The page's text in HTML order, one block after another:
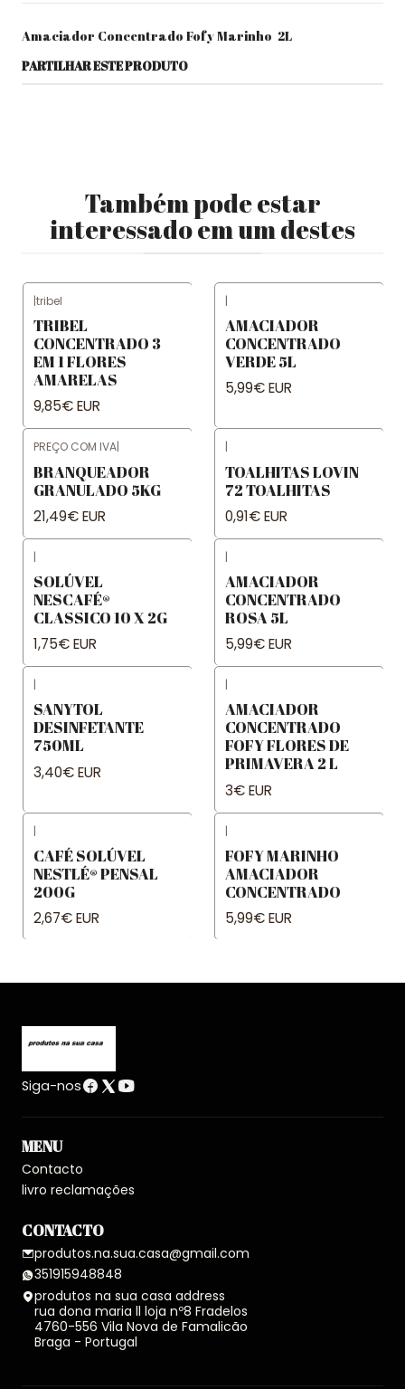
Amaciador Concentrado Fofy Marinho 2L
PARTILHAR ESTE PRODUTO
Também pode estar
interessado em um destes
|tribel
TRIBEL
CONCENTRADO 3
EM 1 FLORES
AMARELAS
9,85€ EUR
|
AMACIADOR
CONCENTRADO
VERDE 5L
5,99€ EUR
PREÇO COM IVA|
BRANQUEADOR
GRANULADO 5KG
21,49€ EUR
|
TOALHITAS LOVIN
72 TOALHITAS
0,91€ EUR
|
SOLÚVEL
NESCAFÉ®
CLASSICO 10 X 2G
1,75€ EUR
|
AMACIADOR
CONCENTRADO
ROSA 5L
5,99€ EUR
|
SANYTOL
DESINFETANTE
750ML
3,40€ EUR
|
AMACIADOR
CONCENTRADO
FOFY FLORES DE
PRIMAVERA 2 L
3€ EUR
|
CAFÉ SOLÚVEL
NESTLÉ® PENSAL
200G
2,67€ EUR
|
FOFY MARINHO
AMACIADOR
CONCENTRADO
5,99€ EUR
Siga-nos
MENU
Contacto
livro reclamações
CONTACTO
produtos.na.sua.casa@gmail.com
351915948848
produtos na sua casa address
rua dona maria ll loja nº8 Fradelos
4760-556 Vila Nova de Famalicão
Braga - Portugal